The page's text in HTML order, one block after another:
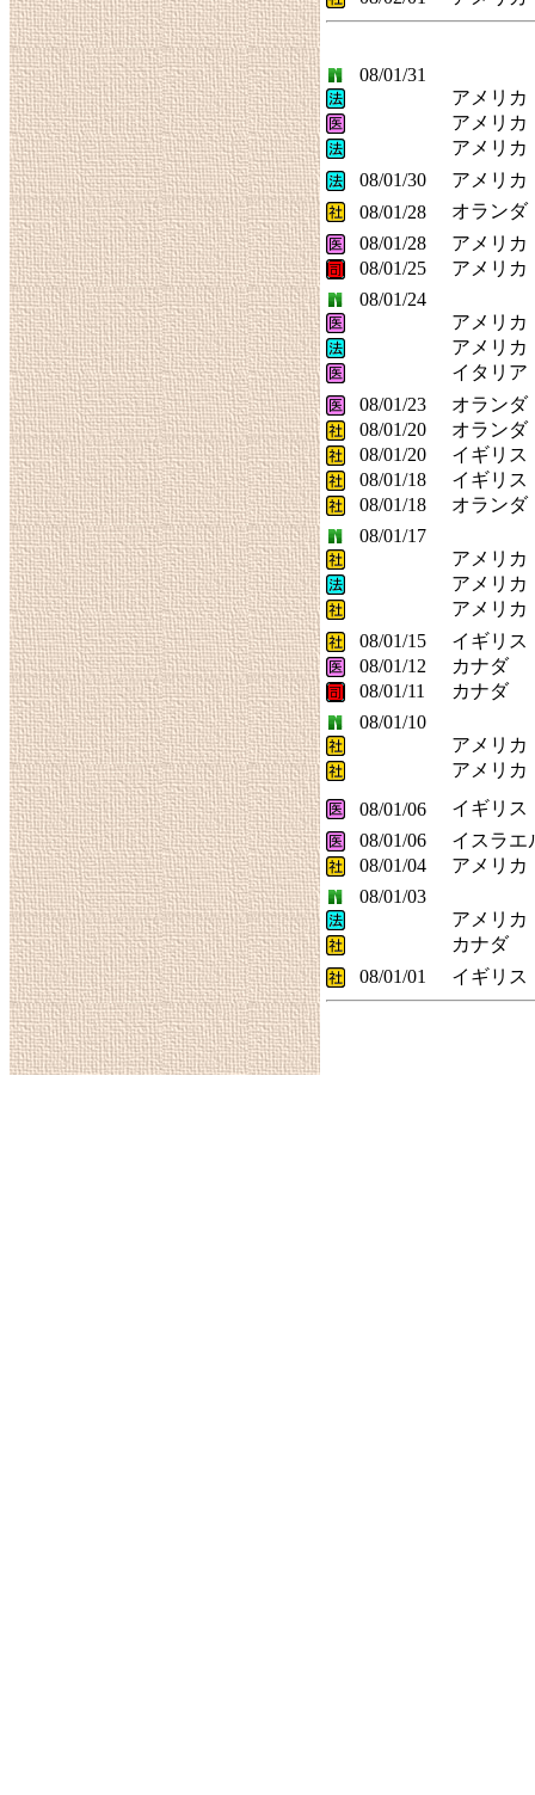
08/01/31
アメリカ
アメリカ
アメリカ
08/01/30
アメリカ
08/01/28
オランダ
08/01/28
アメリカ
08/01/25
アメリカ
08/01/24
アメリカ
アメリカ
イタリア
08/01/23
オランダ
08/01/20
オランダ
08/01/20
イギリス
08/01/18
イギリス
08/01/18
オランダ
08/01/17
アメリカ
アメリカ
アメリカ
08/01/15
イギリス
08/01/12
カナダ
08/01/11
カナダ
08/01/10
アメリカ
アメリカ
08/01/06
イギリス
08/01/06
イスラエ
08/01/04
アメリカ
08/01/03
アメリカ
カナダ
08/01/01
イギリス